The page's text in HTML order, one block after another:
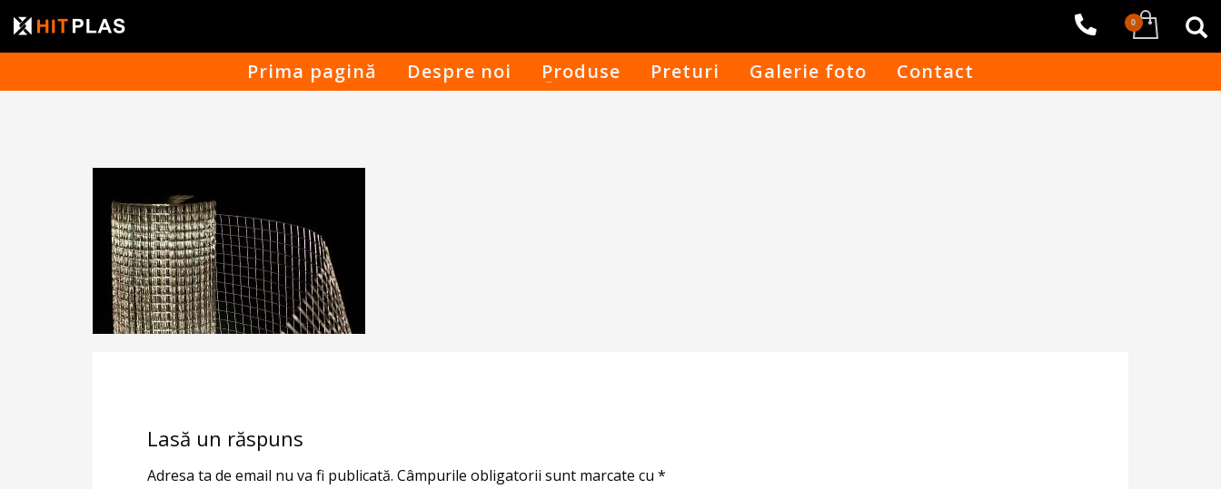
Prima pagină Despre noi Produse Preturi Galerie foto Contact
Lasă un răspuns
Adresa ta de email nu va fi publicată. Câmpurile obligatorii sunt marcate cu *